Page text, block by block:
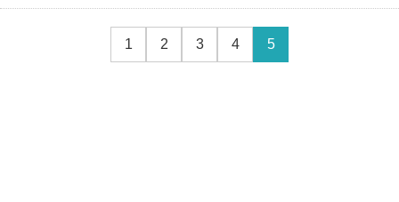
1 2 3 4 5